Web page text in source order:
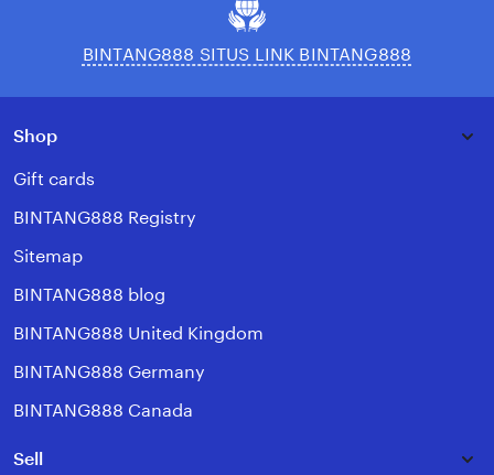
BINTANG888 SITUS LINK BINTANG888
Shop
Gift cards
BINTANG888 Registry
Sitemap
BINTANG888 blog
BINTANG888 United Kingdom
BINTANG888 Germany
BINTANG888 Canada
Sell